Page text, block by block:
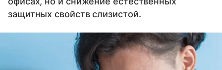
защитных свойств слизистой.